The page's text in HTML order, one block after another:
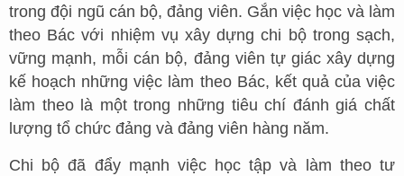
trong đội ngũ cán bộ, đảng viên. Gắn việc học và làm
theo Bác với nhiệm vụ xây dựng chi bộ trong sạch,
vững mạnh, mỗi cán bộ, đảng viên tự giác xây dựng
kế hoạch những việc làm theo Bác, kết quả của việc
làm theo là một trong những tiêu chí đánh giá chất
lượng tổ chức đảng và đảng viên hàng năm.
Chi bộ đã đẩy mạnh việc học tập và làm theo tư